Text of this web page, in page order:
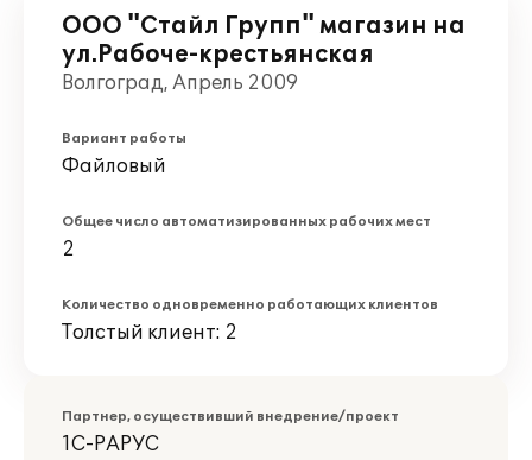
ООО "Стайл Групп" магазин на
ул.Рабоче-крестьянская
Волгоград, Апрель 2009
Вариант работы
Файловый
Общее число автоматизированных рабочих мест
2
Количество одновременно работающих клиентов
Толстый клиент: 2
Партнер, осуществивший внедрение/проект
1С-РАРУС